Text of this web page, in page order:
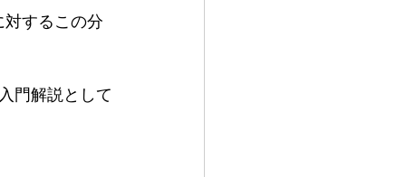
するこの分
門解説として